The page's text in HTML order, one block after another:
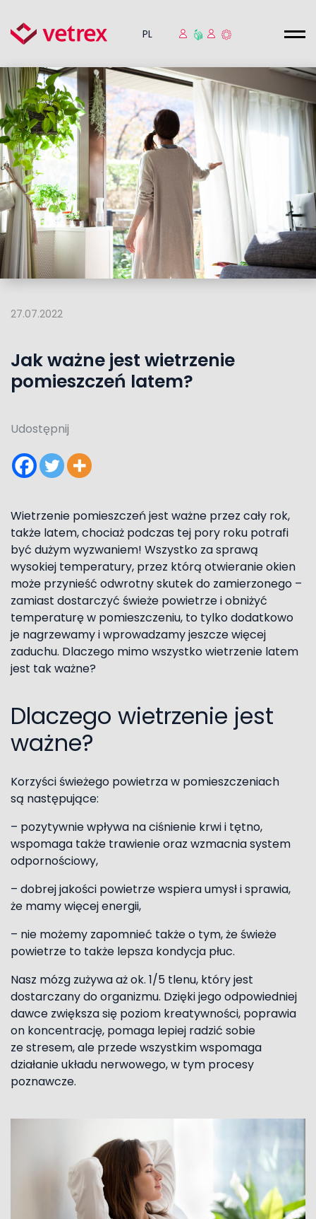
PL
27.07.2022
Jak ważne jest wietrzenie
pomieszczeń latem?
Udostępnij
Wietrzenie pomieszczeń jest ważne przez cały rok,
także latem, chociaż podczas tej pory roku potrafi
być dużym wyzwaniem! Wszystko za sprawą
wysokiej temperatury, przez którą otwieranie okien
może przynieść odwrotny skutek do zamierzonego –
zamiast dostarczyć świeże powietrze i obniżyć
temperaturę w pomieszczeniu, to tylko dodatkowo
je nagrzewamy i wprowadzamy jeszcze więcej
zaduchu. Dlaczego mimo wszystko wietrzenie latem
jest tak ważne?
Dlaczego wietrzenie jest
ważne?
Korzyści świeżego powietrza w pomieszczeniach
są następujące:
– pozytywnie wpływa na ciśnienie krwi i tętno,
wspomaga także trawienie oraz wzmacnia system
odpornościowy,
– dobrej jakości powietrze wspiera umysł i sprawia,
że mamy więcej energii,
– nie możemy zapomnieć także o tym, że świeże
powietrze to także lepsza kondycja płuc.
Nasz mózg zużywa aż ok. 1/5 tlenu, który jest
dostarczany do organizmu. Dzięki jego odpowiedniej
dawce zwiększa się poziom kreatywności, poprawia
on koncentrację, pomaga lepiej radzić sobie
ze stresem, ale przede wszystkim wspomaga
działanie układu nerwowego, w tym procesy
poznawcze.